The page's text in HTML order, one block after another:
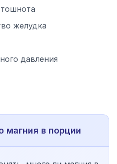
желудка
давления
магния в порции